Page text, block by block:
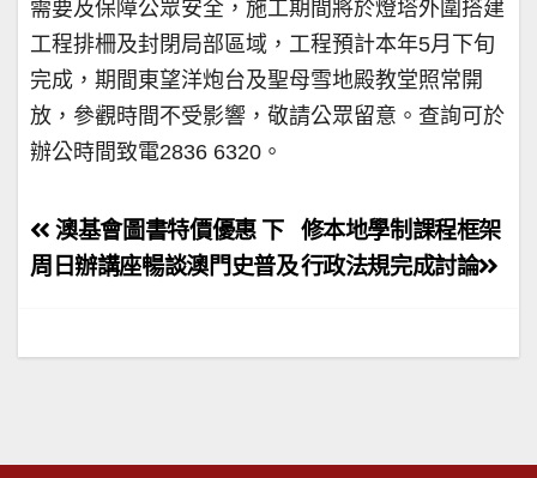
需要及保障公眾安全，施工期間將於燈塔外圍搭建
工程排柵及封閉局部區域，工程預計本年5月下旬
完成，期間東望洋炮台及聖母雪地殿教堂照常開
放，參觀時間不受影響，敬請公眾留意。查詢可於
辦公時間致電2836 6320。
文
章
覽
修本地學制課程框架
行政法規完成討論
澳基會圖書特價優惠 下
周日辦講座暢談澳門史普及